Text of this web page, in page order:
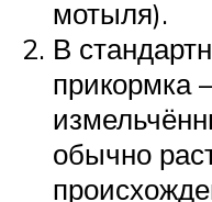
мотыля).
В
прикормка
обычно